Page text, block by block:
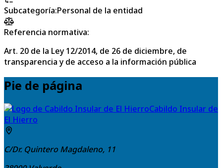
Subcategoría:Personal de la entidad
Referencia normativa:
Art. 20 de la Ley 12/2014, de 26 de diciembre, de
transparencia y de acceso a la información pública
Pie de página
Cabildo Insular de
El Hierro
C/Dr. Quintero Magdaleno, 11